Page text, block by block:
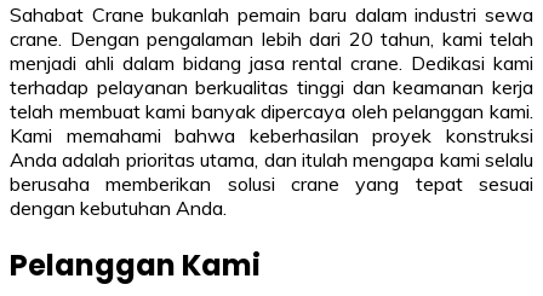
Sahabat Crane bukanlah pemain baru dalam industri sewa
crane. Dengan pengalaman lebih dari 20 tahun, kami telah
menjadi ahli dalam bidang jasa rental crane. Dedikasi kami
terhadap pelayanan berkualitas tinggi dan keamanan kerja
telah membuat kami banyak dipercaya oleh pelanggan kami.
Kami memahami bahwa keberhasilan proyek konstruksi
Anda adalah prioritas utama, dan itulah mengapa kami selalu
berusaha memberikan solusi crane yang tepat sesuai
dengan kebutuhan Anda.
Pelanggan Kami